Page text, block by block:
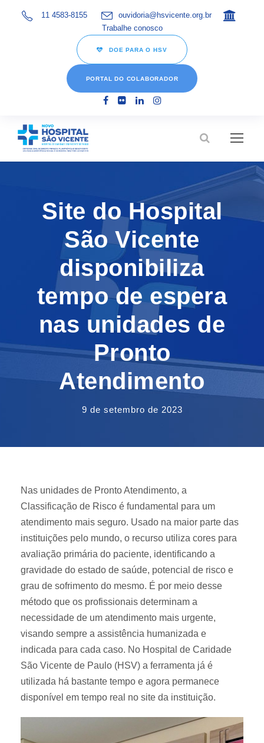
11 4583-8155
ouvidoria@hsvicente.org.br
Trabalhe conosco
DOE PARA O HSV
PORTAL DO COLABORADOR
Site do Hospital
São Vicente
disponibiliza
tempo de espera
nas unidades de
Pronto
Atendimento
9 de setembro de 2023
Nas unidades de Pronto Atendimento, a
Classificação de Risco é fundamental para um
atendimento mais seguro. Usado na maior parte das
instituições pelo mundo, o recurso utiliza cores para
avaliação primária do paciente, identificando a
gravidade do estado de saúde, potencial de risco e
grau de sofrimento do mesmo. É por meio desse
método que os profissionais determinam a
necessidade de um atendimento mais urgente,
visando sempre a assistência humanizada e
indicada para cada caso. No Hospital de Caridade
São Vicente de Paulo (HSV) a ferramenta já é
utilizada há bastante tempo e agora permanece
disponível em tempo real no site da instituição.